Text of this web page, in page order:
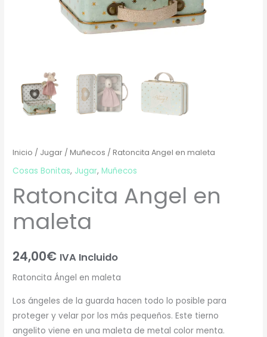
Inicio / Jugar /Muñecos / Ratoncita Angel en maleta
Cosas Bonitas, Jugar,Muñecos
Ratoncita Angel en
maleta
24,00€ IVA Incluido
Ratoncita Ángel en maleta
Los ángeles de la guarda hacen todo lo posible para
proteger y velar por los más pequeños. Este tierno
angelito viene en una maleta de metal color menta.